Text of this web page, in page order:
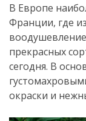
В Европе
Франции, где
прекрасных
сегодня. В
окраски и